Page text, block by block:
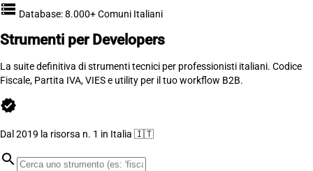
storage Database: 8.000+ Comuni Italiani
Strumenti per Developers
La suite definitiva di strumenti tecnici per professionisti italiani. Codice
Fiscale, Partita IVA, VIES e utility per il tuo workflow B2B.
verified
Dal 2019 la risorsa n. 1 in Italia 🇮🇹
search